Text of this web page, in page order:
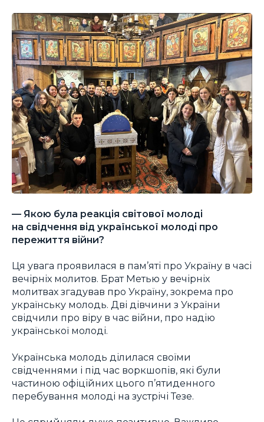
— Якою була реакція світової молоді
на свідчення від української молоді про
пережиття війни?
Ця увага проявилася в пам’яті про Україну в часі
вечірніх молитов. Брат Метью у вечірніх
молитвах згадував про Україну, зокрема про
українську молодь. Дві дівчини з України
свідчили про віру в час війни, про надію
української молоді.
Українська молодь ділилася своїми
свідченнями і під час воркшопів, які були
частиною офіційних цього п’ятиденного
перебування молоді на зустрічі Тезе.